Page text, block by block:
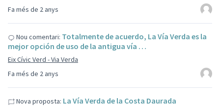
Fa més de 2 anys
Fa més de 2 anys
Nou comentari: Totalmente de acuerdo, La Vía Verda es la
mejor opción de uso de la antigua vía …
Eix Cívic Verd - Via Verda
Nova proposta: La Vía Verda de la Costa Daurada